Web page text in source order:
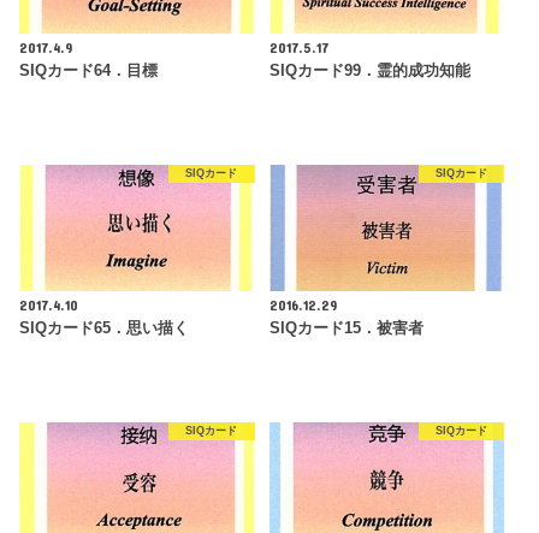
2017.4.9
SIQカード64．目標
2017.5.17
SIQカード99．霊的成功知能
SIQカード
2017.4.10
SIQカード65．思い描く
SIQカード
2016.12.29
SIQカード15．被害者
SIQカード SIQカード